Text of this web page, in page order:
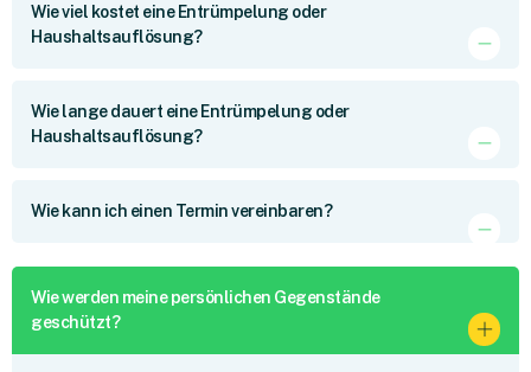
Wie viel kostet eine Entrümpelung oder
Haushaltsauflösung?
Wie lange dauert eine Entrümpelung oder
Haushaltsauflösung?
Wie kann ich einen Termin vereinbaren?
Wie werden meine persönlichen Gegenstände
geschützt?